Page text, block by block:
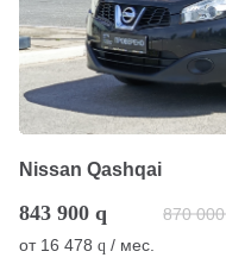
Nissan Qashqai
843 900 q 870 000
от 16 478 q / мес.